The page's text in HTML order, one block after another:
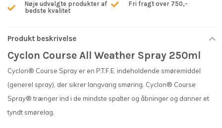
Nøje udvalgte produkter af
bedste kvalitet
Fri fragt over 750,-
Produkt beskrivelse
Cyclon Course All Weather Spray 250ml
Cyclon® Course Spray er en P.T.F.E. indeholdende smøremiddel
(generel spray), der sikrer langvarig smøring. Cyclon® Course
Spray® trænger ind i de mindste spalter og åbninger og danner et
tyndt smørelag.